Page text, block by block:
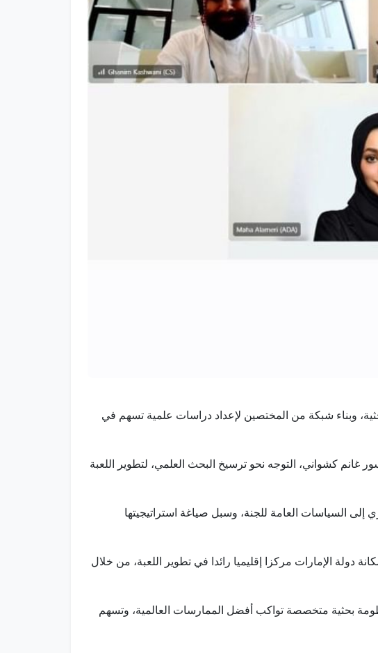
وبناء شبكة من المختصين لإعداد دراسات علمية تسهم في
غانم كشواني، التوجه نحو ترسيخ البحث العلمي، لتطوير اللعبة
السياسات العامة للجنة، وسبل صياغة استراتيجيتها
الإمارات مركزا إقليميا رائدا في تطوير اللعبة، من خلال
بحثية متخصصة تواكب أفضل الممارسات العالمية، وتسهم